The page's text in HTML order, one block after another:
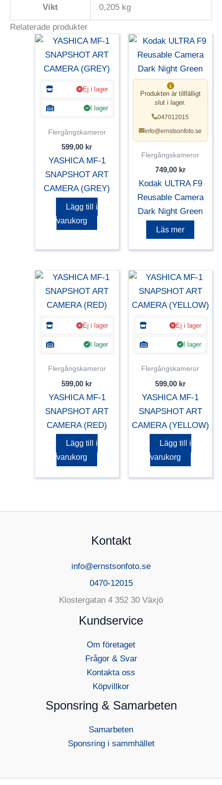
Vikt 0,205 kg
Relaterade produkter
Ej i lager
I lager
Flergångskameror
599,00 kr
YASHICA MF-1
SNAPSHOT ART
CAMERA (GREY)
Lägg till i
varukorg
Produkten är tillfälligt
slut i lager.
047012015
info@ernstsonfoto.se
Flergångskameror
749,00 kr
Kodak ULTRA F9
Reusable Camera
Dark Night Green
Läs mer
Ej i lager
I lager
Flergångskameror
599,00 kr
YASHICA MF-1
SNAPSHOT ART
CAMERA (RED)
Lägg till i
varukorg
Ej i lager
I lager
Flergångskameror
599,00 kr
YASHICA MF-1
SNAPSHOT ART
CAMERA (YELLOW)
Lägg till i
varukorg
Kontakt
info@ernstsonfoto.se
0470-12015
Klostergatan 4 352 30 Växjö
Kundservice
Om företaget
Frågor & Svar
Kontakta oss
Köpvillkor
Sponsring & Samarbeten
Samarbeten
Sponsring i sammhället